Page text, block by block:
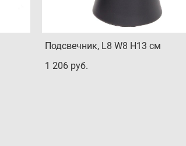
Подсвечник, L8 W8 H13 см
1 206 pуб.